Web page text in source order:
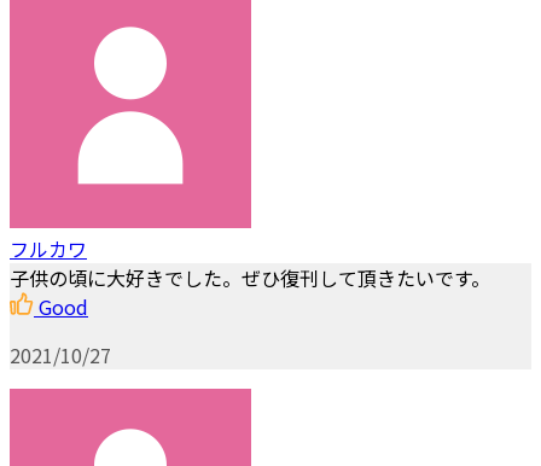
フルカワ
子供の頃に大好きでした。ぜひ復刊して頂きたいです。
Good
2021/10/27